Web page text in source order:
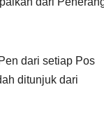
dari setiap Pos
ditunjuk dari